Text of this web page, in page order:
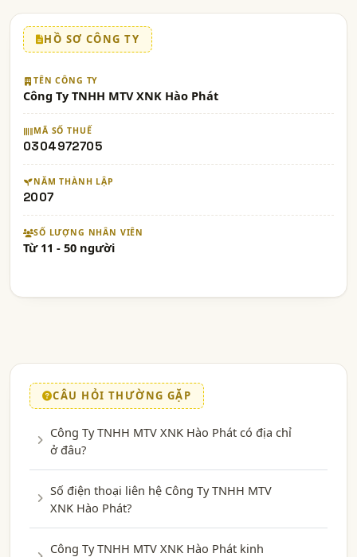
HỒ SƠ CÔNG TY
TÊN CÔNG TY
Công Ty TNHH MTV XNK Hào Phát
MÃ SỐ THUẾ
0304972705
NĂM THÀNH LẬP
2007
SỐ LƯỢNG NHÂN VIÊN
Từ 11 - 50 người
CÂU HỎI THƯỜNG GẶP
Công Ty TNHH MTV XNK Hào Phát có địa chỉ
ở đâu?
Số điện thoại liên hệ Công Ty TNHH MTV
XNK Hào Phát?
Công Ty TNHH MTV XNK Hào Phát kinh